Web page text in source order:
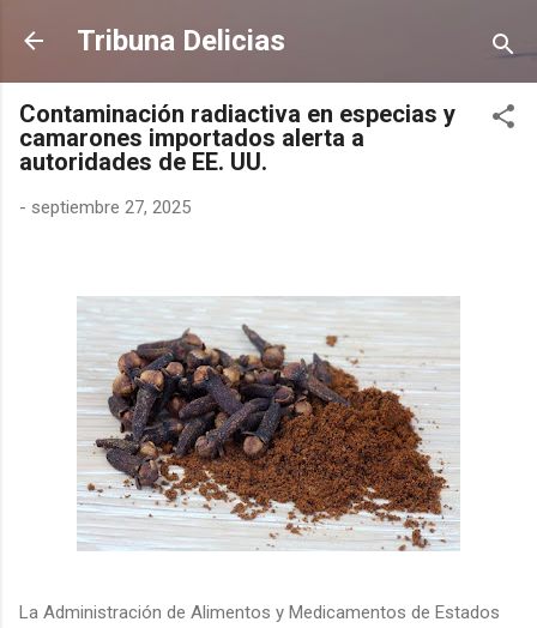
Ir al contenido principal
Tribuna Delicias
Contaminación radiactiva en especias y
camarones importados alerta a
autoridades de EE. UU.
- septiembre 27, 2025
La Administración de Alimentos y Medicamentos de Estados